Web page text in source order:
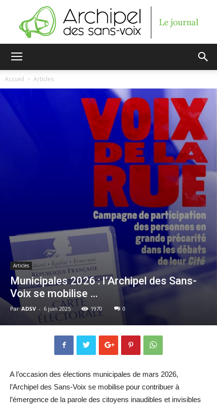
des
sans-
voix
Accueil Articles
Articles
Municipales 2026 : l’Archipel des Sans-
Voix se mobilise …
Par ADSV - 6 juin 2025 1970 0
A l’occasion des élections municipales de mars 2026,
l’Archipel des Sans-Voix se mobilise pour contribuer à
l’émergence de la parole des citoyens inaudibles et invisibles